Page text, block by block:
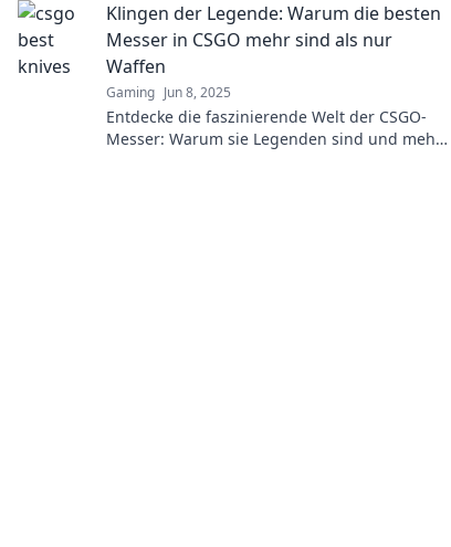
Klingen der Legende: Warum die besten
Messer in CSGO mehr sind als nur
Waffen
Gaming Jun 8, 2025
Entdecke die faszinierende Welt der CSGO-
Messer: Warum sie Legenden sind und mehr